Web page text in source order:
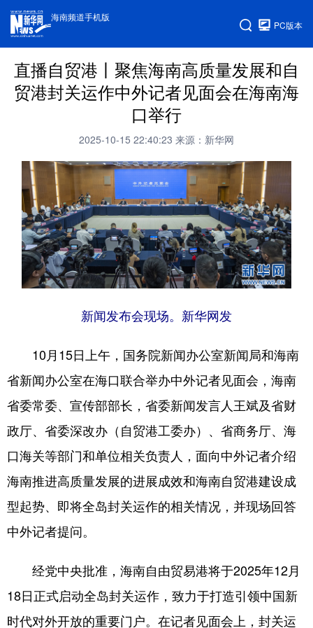
海南频道手机版
PC版本
直播自贸港丨聚焦海南高质量发展和自
贸港封关运作中外记者见面会在海南海
口举行
2025-10-15 22:40:23 来源：新华网
新闻发布会现场。新华网发
10月15日上午，国务院新闻办公室新闻局和海南
省新闻办公室在海口联合举办中外记者见面会，海南
省委常委、宣传部部长，省委新闻发言人王斌及省财
政厅、省委深改办（自贸港工委办）、省商务厅、海
口海关等部门和单位相关负责人，面向中外记者介绍
海南推进高质量发展的进展成效和海南自贸港建设成
型起势、即将全岛封关运作的相关情况，并现场回答
中外记者提问。
经党中央批准，海南自由贸易港将于2025年12月
18日正式启动全岛封关运作，致力于打造引领中国新
时代对外开放的重要门户。在记者见面会上，封关运